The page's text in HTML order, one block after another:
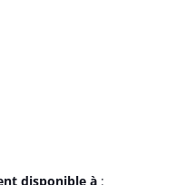
disponible à :